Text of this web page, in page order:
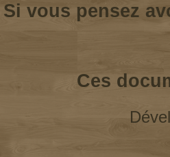
Si vous pensez
Ces